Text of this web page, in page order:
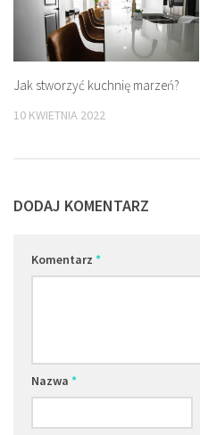
Jak stworzyć kuchnię marzeń?
10 KWIETNIA 2022
DODAJ KOMENTARZ
Komentarz *
Nazwa *